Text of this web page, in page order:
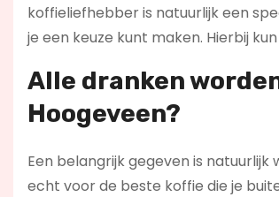
koffieliefhebber is natuurlijk een
je een keuze kunt maken. Hierbij
Alle dranken
Hoogeveen?
Een belangrijk gegeven is
echt voor de beste koffie die je